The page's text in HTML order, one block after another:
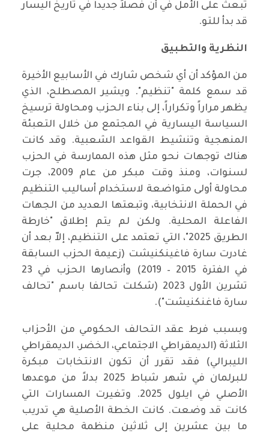
تبعث على الأمل في أن فصلاً جديداً في تاريخ اليسار
قد بدأ للتو.
النظرية والتطبيق
من المؤكد أن أي شخص شارك في الأسابيع الأخيرة
قد سمع كلمة "تنظيم". ويشير المصطلح، الذي
يظهر مراراً وتكراراً، إلى بناء الحزب ومحاولة ترسيخ
السياسة اليسارية في المجتمع من خلال التعبئة
المنهجية وتنشيط القواعد الشعبية. وقد كانت
هناك توجهات نحو مثل هذه الممارسة في الحزب
لسنوات، ومنذ وقت مبكر من عام 2009، جرت
محاولة أولى متواضعة لاستخدام أساليب التنظيم
في الحملة الانتخابية، وتبعتها العديد من الجهات
الفاعلة المحلية. ولكن لم يتم إطلاق "خارطة
الطريق 2025"، التي تعتمد على التنظيم، إلاّ بعد أن
غادرت سارة فاغينكنيشت (زعيمة الحزب السابقة
في الفترة 2015 – 2019) وأنصارها الحزب في 23
تشرين الأول 2023 (شكلت تحالفا باسم "تحالف
سارة فاغنكنيشت").
وبسبب فرط عقد التحالف الحكومي من الأحزاب
الثلاثة (الديمقراطي الاجتماعي، الخضر، الديمقراطي
الليبرالي) فقد تقرر أن تكون الانتخابات مبكرة
للبرلمان في شهر شباط 2025 بدلاً من موعدها
الأصلي في ايلول 2025. وتغيرت المسارات التي
كانت قد وضعت. كانت الخطة الأصلية هي تدريب
ما بين عشرين إلى ثلاثين منظمة محلية على